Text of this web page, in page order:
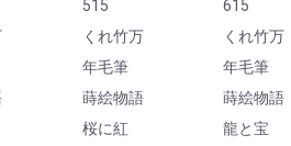
515
くれ竹万
年毛筆
蒔絵物語
桜に紅
615
くれ竹万
年毛筆
蒔絵物語
龍と宝